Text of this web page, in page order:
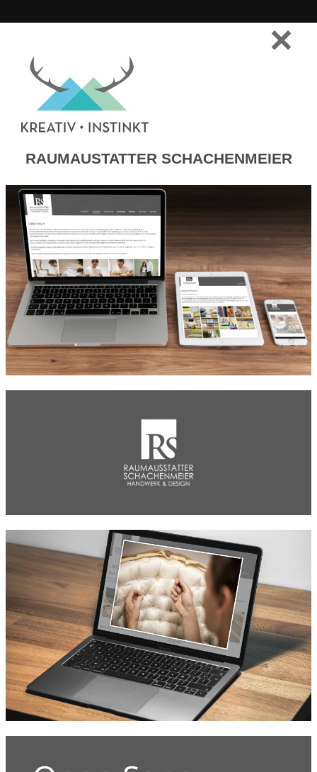
RAUMAUSTATTER SCHACHENMEIER